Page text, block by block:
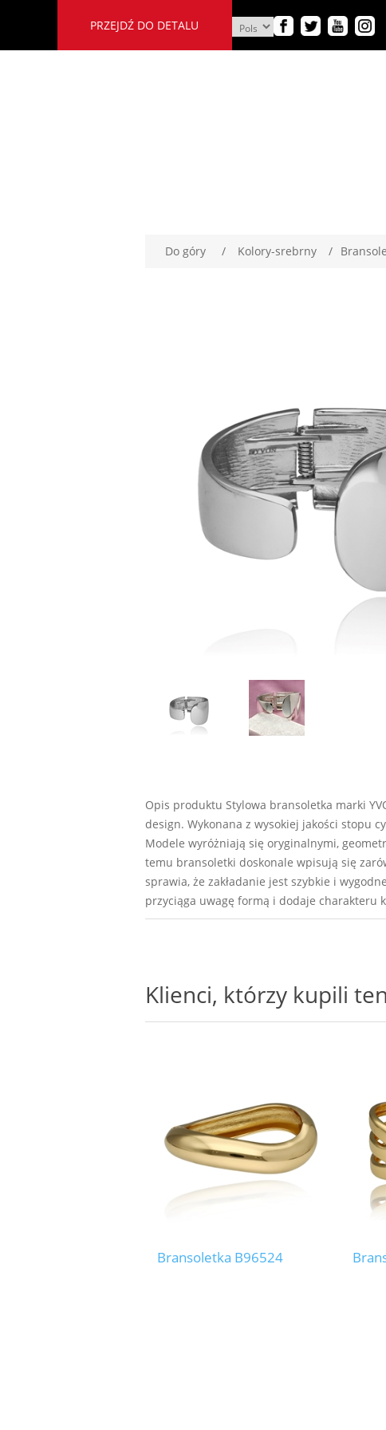
PRZEJDŹ DO DETALU
Do góry / Kolory-srebrny /
Opis produktu Stylowa bransoletka marki
design. Wykonana z wysokiej jakości stopu
Modele wyróżniają się oryginalnymi,
temu bransoletki doskonale wpisują się
sprawia, że zakładanie jest szybkie i
przyciąga uwagę formą i dodaje charakteru
Klienci, którzy kupili
Bransoletka B96524